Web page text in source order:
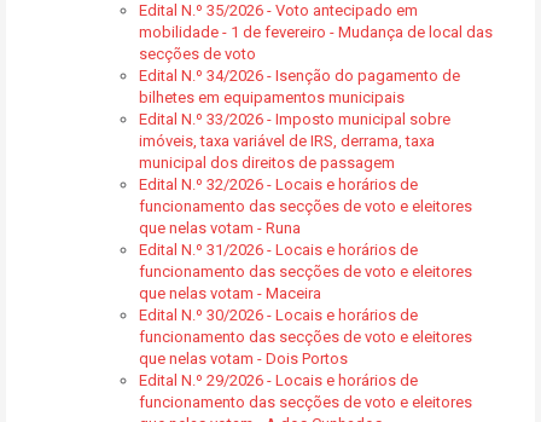
Edital N.º 35/2026 - Voto antecipado em
mobilidade - 1 de fevereiro - Mudança de local das
secções de voto
Edital N.º 34/2026 - Isenção do pagamento de
bilhetes em equipamentos municipais
Edital N.º 33/2026 - Imposto municipal sobre
imóveis, taxa variável de IRS, derrama, taxa
municipal dos direitos de passagem
Edital N.º 32/2026 - Locais e horários de
funcionamento das secções de voto e eleitores
que nelas votam - Runa
Edital N.º 31/2026 - Locais e horários de
funcionamento das secções de voto e eleitores
que nelas votam - Maceira
Edital N.º 30/2026 - Locais e horários de
funcionamento das secções de voto e eleitores
que nelas votam - Dois Portos
Edital N.º 29/2026 - Locais e horários de
funcionamento das secções de voto e eleitores